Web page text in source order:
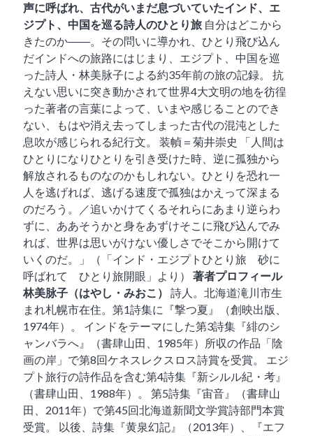
声に呼ばれ、古代がいまだ息づいていたインド、エ
ジプト、中国を巡る詩人のひとり旅自分はどこから
きたのか――。その問いに導かれ、ひとり飛び込ん
だインドへの旅路にはじまり、エジプト、中国を巡
った詩人・林美脉子による約35年前の旅の記録。 抗
えない思いに突き動かされて世界4大文明の地を彷徨
った著者の言葉によって、いまや感じることのでき
ない、もはや消え去ってしまった古代の混沌とした
息吹が感じられる紀行文。 装幀＝菊井崇史 「人間は
ひとりになりひとりを引き受けた時、逆に孤独から
解放されるものなのかもしれない。ひとりを恐れ一
人を逃げれば、逃げる速度で孤独はかえって深まる
のだろう。／追いかけてくるそれらにあまり逆らわ
ずに、ああそうかと身をあずけそこに飛び込んでみ
れば、世界は思いがけない優しさでそこから開けて
いくのだ。」（「インド・エジプトひとり旅 砂に
呼ばれて ひとり旅開眼」より） 著者プロフィール
林美脉子（はやし・みおこ）
詩人。北海道滝川市生
まれ札幌市在住。第1詩集に『撃つ夏』（創映出版、
1974年）。 インドをテーマにした第3詩集『緋のシ
ャンバラへ』（書肆山田、1985年）所収の作品「陰
画の岸」で第8回ケネスレクスロス詩賞を受賞。 エジ
プト旅行の詩作品を含む第4詩集『新シルル紀・考』
（書肆山田、1988年）。 第5詩集『宙音』（書肆山
田、2011年）で第45回北海道新聞文学賞詩部門本賞
受賞。 以後、詩集『黄泉幻記』（2013年）、『エフ